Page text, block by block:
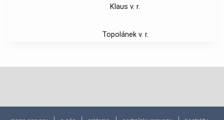
Klaus v. r.
Topolánek v. r.